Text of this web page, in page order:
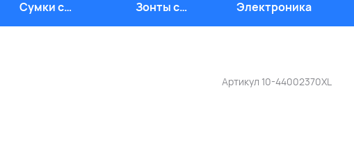
Сумки с
логотипом
Зонты с
логотипом
Электроника
Артикул 10-44002370XL